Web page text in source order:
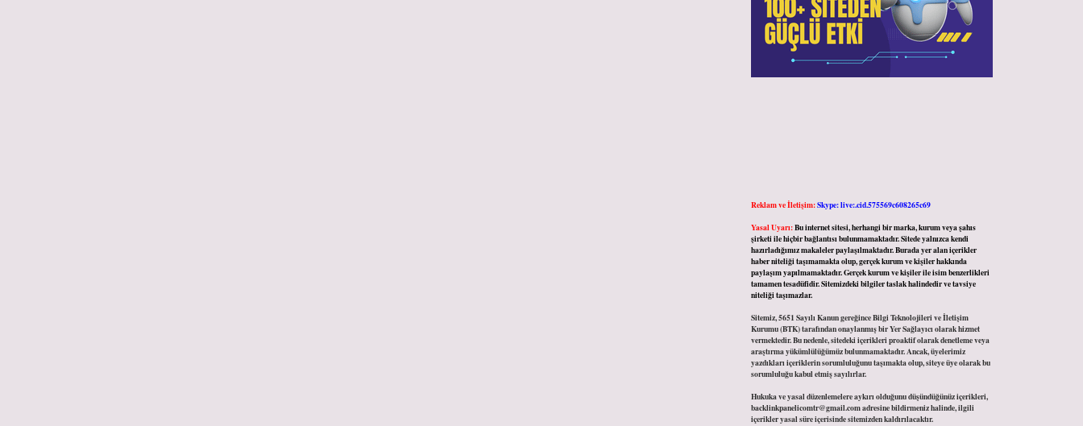
Reklam ve İletişim:Skype: live:.cid.575569c608265c69
Yasal Uyarı:Bu internet sitesi, herhangi bir marka, kurum veya şahıs
şirketi ile hiçbir bağlantısı bulunmamaktadır. Sitede yalnızca kendi
hazırladığımız makaleler paylaşılmaktadır. Burada yer alan içerikler
haber niteliği taşımamakta olup, gerçek kurum ve kişiler hakkında
paylaşım yapılmamaktadır. Gerçek kurum ve kişiler ile isim benzerlikleri
tamamen tesadüfidir. Sitemizdeki bilgiler taslak halindedir ve tavsiye
niteliği taşımazlar.
Sitemiz, 5651 Sayılı Kanun gereğince Bilgi Teknolojileri ve İletişim
Kurumu (BTK) tarafından onaylanmış bir Yer Sağlayıcı olarak hizmet
vermektedir. Bu nedenle, sitedeki içerikleri proaktif olarak denetleme veya
araştırma yükümlülüğümüz bulunmamaktadır. Ancak, üyelerimiz
yazdıkları içeriklerin sorumluluğunu taşımakta olup, siteye üye olarak bu
sorumluluğu kabul etmiş sayılırlar.
Hukuka ve yasal düzenlemelere aykırı olduğunu düşündüğünüz içerikleri,
backlinkpanelicomtr@gmail.comadresine bildirmeniz halinde, ilgili
içerikler yasal süre içerisinde sitemizden kaldırılacaktır.